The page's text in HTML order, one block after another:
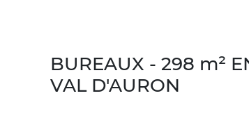
BUREAUX - 298 m²
VAL D'AURON